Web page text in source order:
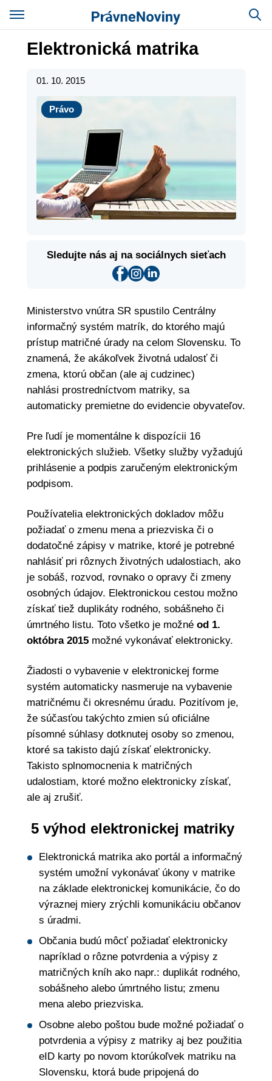
Elektronická matrika
01. 10. 2015
Právo
Právo
Sledujte nás aj na sociálnych sieťach
Ministerstvo vnútra SR spustilo Centrálny
informačný systém matrík, do ktorého majú
prístup matričné úrady na celom Slovensku. To
znamená, že akákoľvek životná udalosť či
zmena, ktorú občan (ale aj cudzinec)
nahlási prostredníctvom matriky, sa
automaticky premietne do evidencie obyvateľov.
Pre ľudí je momentálne k dispozícii 16
elektronických služieb. Všetky služby vyžadujú
prihlásenie a podpis zaručeným elektronickým
podpisom.
Používatelia elektronických dokladov môžu
požiadať o zmenu mena a priezviska či o
dodatočné zápisy v matrike, ktoré je potrebné
nahlásiť pri rôznych životných udalostiach, ako
je sobáš, rozvod, rovnako o opravy či zmeny
osobných údajov. Elektronickou cestou možno
získať tiež duplikáty rodného, sobášneho či
úmrtného listu. Toto všetko je možné od 1.
októbra 2015možné vykonávať elektronicky.
Žiadosti o vybavenie v elektronickej forme
systém automaticky nasmeruje na vybavenie
matričnému či okresnému úradu. Pozitívom je,
že súčasťou takýchto zmien sú oficiálne
písomné súhlasy dotknutej osoby so zmenou,
ktoré sa takisto dajú získať elektronicky.
Takisto splnomocnenia k matričných
udalostiam, ktoré možno elektronicky získať,
ale aj zrušiť.
5 výhod elektronickej matriky
Elektronická matrika ako portál a informačný
systém umožní vykonávať úkony v matrike
na základe elektronickej komunikácie, čo do
výraznej miery zrýchli komunikáciu občanov
s úradmi.
Občania budú môcť požiadať elektronicky
napríklad o rôzne potvrdenia a výpisy z
matričných kníh ako napr.: duplikát rodného,
sobášneho alebo úmrtného listu; zmenu
mena alebo priezviska.
Osobne alebo poštou bude možné požiadať o
potvrdenia a výpisy z matriky aj bez použitia
eID karty po novom ktorúkoľvek matriku na
Slovensku, ktorá bude pripojená do